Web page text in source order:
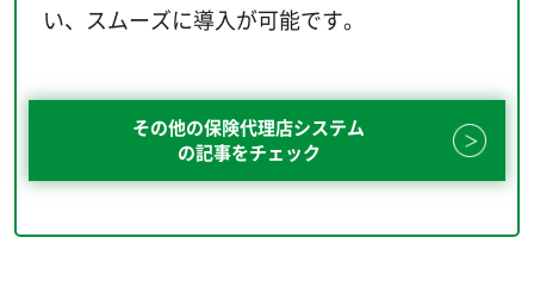
い、スムーズに導入が可能です。
その他の保険代理店システム
の記事をチェック